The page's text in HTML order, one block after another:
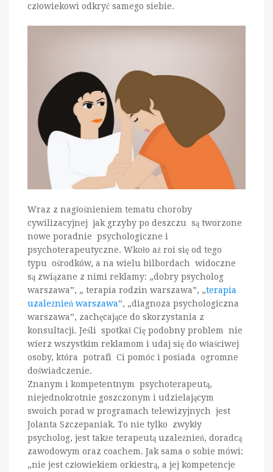
człowiekowi odkryć samego siebie.
Wraz z nagłośnieniem tematu choroby
cywilizacyjnej jak grzyby po deszczu są tworzone
nowe poradnie psychologiczne i
psychoterapeutyczne. Wkoło aż roi się od tego
typu ośrodków, a na wielu bilbordach widoczne
są związane z nimi reklamy: „dobry psycholog
warszawa”, „ terapia rodzin warszawa”, „terapia
uzależnień warszawa”, „diagnoza psychologiczna
warszawa”, zachęcające do skorzystania z
konsultacji. Jeśli spotkał Cię podobny problem nie
wierz wszystkim reklamom i udaj się do właściwej
osoby, która potrafi Ci pomóc i posiada ogromne
doświadczenie.
Znanym i kompetentnym psychoterapeutą,
niejednokrotnie goszczonym i udzielającym
swoich porad w programach telewizyjnych jest
Jolanta Szczepaniak. To nie tylko zwykły
psycholog, jest także terapeutą uzależnień, doradcą
zawodowym oraz coachem. Jak sama o sobie mówi:
„nie jest człowiekiem orkiestrą, a jej kompetencje